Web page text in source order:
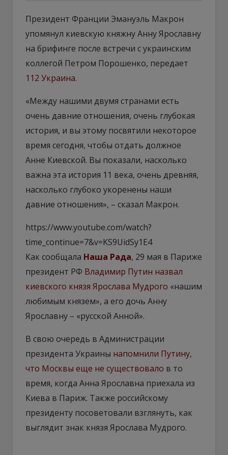
Президент Франции Эмануэль Макрон
упомянул киевскую княжну Анну Ярославну
на брифинге после встречи с украинским
коллегой Петром Порошенко, передает
112 Украина.
«Между нашими двумя странами есть
очень давние отношения, очень глубокая
история, и вы этому посвятили некоторое
время сегодня, чтобы отдать должное
Анне Киевской. Вы показали, насколько
важна эта история 11 века, очень древняя,
насколько глубоко укоренены наши
давние отношения», – сказал Макрон.
https://www.youtube.com/watch?
time_continue=7&v=KS9UidSy1E4
Как сообщала Наша Рада, 29 мая в Париже
президент РФ Владимир Путин назвал
киевского князя Ярослава Мудрого «нашим
любимым князем», а его дочь Анну
Ярославну – «русской Анной».
В свою очередь в Администрации
президента Украины напомнили Путину,
что Москвы еще не существовало в то
время, когда Анна Ярославна приехала из
Киева в Париж. Также российскому
президенту посоветовали взглянуть, как
выглядит знак князя Ярослава Мудрого.